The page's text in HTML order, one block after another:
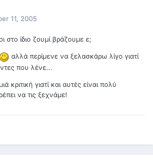
11, 2005
ίδιο ζουμί βράζουμε ε;
αλλά περίμενε να ξελασκάρω λίγο γιατί
που λένε...
κριτική γιατί και αυτές είναι πολύ
να τις ξεχνάμε!